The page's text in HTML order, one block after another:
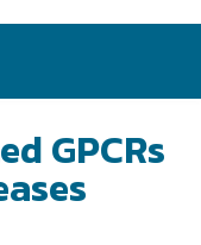
GPCRs